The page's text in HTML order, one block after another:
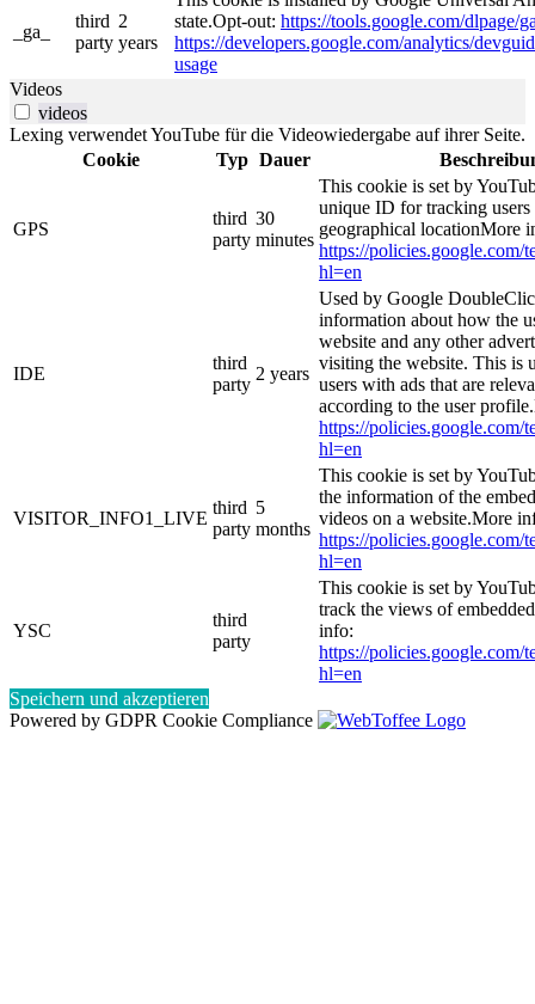
_ga_
third
party
2
years
state.Opt-out: https://tools.google.com/dlpage/
https://developers.google.com/analytics/
usage
Videos
videos
Lexing verwendet YouTube für die Videowiedergabe auf ihrer Seite.
Cookie
Typ Dauer
GPS
third
party
30
minutes
This cookie is set by
unique ID for tracking users
geographical locationMore
https://policies.google.com/
hl=en
IDE
third
party
2 years
Used by Google
information about how the
website and any other
visiting the website. This is
users with ads that are
according to the user
https://policies.google.com/
hl=en
VISITOR_INFO1_LIVE
third
party
5
months
This cookie is set by
the information of the
videos on a website.More
https://policies.google.com/
hl=en
YSC
third
party
This cookie is set by
track the views of
info:
https://policies.google.com/
hl=en
Speichern und akzeptieren
Powered by GDPR Cookie Compliance